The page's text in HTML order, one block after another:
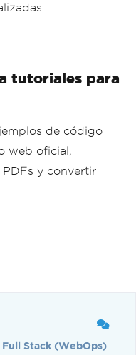
tutoriales para
de código
web oficial,
y convertir
Stack (WebOps)